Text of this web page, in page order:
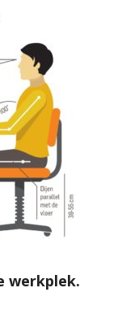
werkplek.